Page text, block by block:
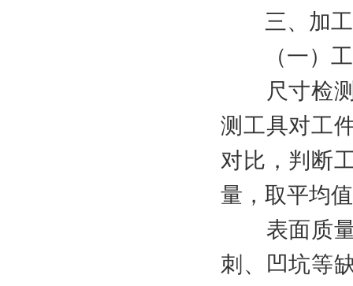
三、加工
（一）工
尺寸检测
测工具对工
对比，判断
量，取平均
表面质量
刺、凹坑等